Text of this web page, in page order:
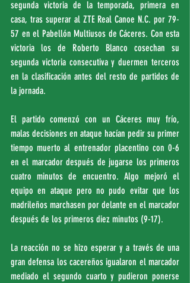
segunda victoria de la temporada, primera en
casa, tras superar al ZTE Real Canoe N.C. por 79-
57 en el Pabellón Multiusos de Cáceres. Con esta
victoria los de Roberto Blanco cosechan su
segunda victoria consecutiva y duermen terceros
en la clasificación antes del resto de partidos de
la jornada.
El partido comenzó con un Cáceres muy frío,
malas decisiones en ataque hacían pedir su primer
tiempo muerto al entrenador placentino con 0-6
en el marcador después de jugarse los primeros
cuatro minutos de encuentro. Algo mejoró el
equipo en ataque pero no pudo evitar que los
madrileños marchasen por delante en el marcador
después de los primeros diez minutos (9-17).
La reacción no se hizo esperar y a través de una
gran defensa los cacereños igualaron el marcador
mediado el segundo cuarto y pudieron ponerse